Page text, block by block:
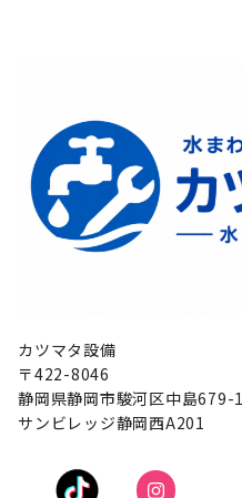
カツマタ設備
〒422-8046
静岡県静岡市駿河区中島679-1
サンビレッジ静岡西A201